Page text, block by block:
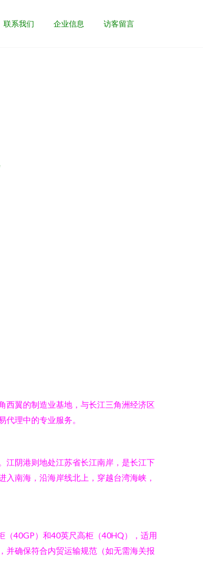
联系我们 企业信息 访客留言
西翼的制造业基地，与长江三角洲经济区
理中的专业服务。
江阴港则地处江苏省长江南岸，是长江下
南海，沿海岸线北上，穿越台湾海峡，
（40GP）和40英尺高柜（40HQ），适用
并确保符合内贸运输规范（如无需海关报